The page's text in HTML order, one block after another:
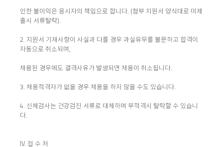
인한 불이익은 응시자의 책임으로 합니다. (첨부 지원서 양식대로 미제
출시 서류탈락).
2. 지원서 기재사항이 사실과 다를 경우 과실유무를 불문하고 합격이
자동으로 취소되며,
채용된 경우에도 결격사유가 발생되면 채용이 취소됩니다.
3. 채용적격자가 없을 경우 채용을 하지 않을 수도 있습니다.
4. 신체검사는 건강검진 서류로 대체하며 부적격시 탈락할 수 있습니
다.
IV. 접 수 처